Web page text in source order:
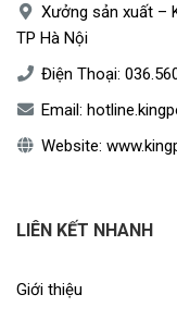
Xưởng sản xuất –
TP Hà Nội
Điện Thoại:
Email:
Website:
LIÊN KẾT NHANH
Giới thiệu